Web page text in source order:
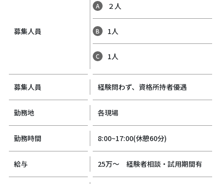
募集人員
A ２人
B 1人
C 1人
募集人員 経験問わず、資格所持者優遇
勤務地 各現場
勤務時間 8:00~17:00(休憩60分)
給与 25万～ 経験者相談・試用期間有